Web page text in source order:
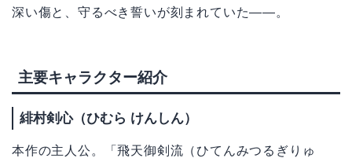
深い傷と、守るべき誓いが刻まれていた——。
主要キャラクター紹介
緋村剣心（ひむら けんしん）
本作の主人公。「飛天御剣流（ひてんみつるぎりゅ